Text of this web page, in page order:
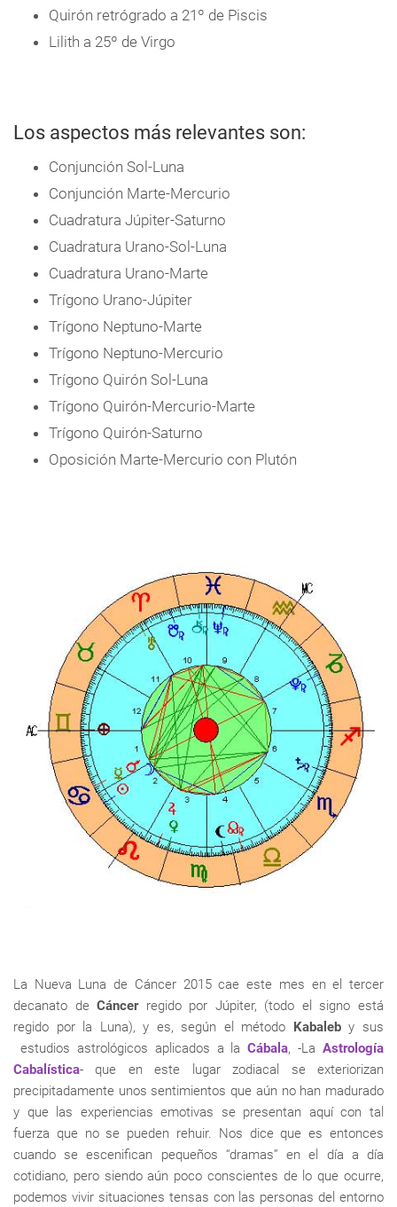
Quirón retrógrado a 21º de Piscis
Lilith a 25º de Virgo
Los aspectos más relevantes son:
Conjunción Sol-Luna
Conjunción Marte-Mercurio
Cuadratura Júpiter-Saturno
Cuadratura Urano-Sol-Luna
Cuadratura Urano-Marte
Trígono Urano-Júpiter
Trígono Neptuno-Marte
Trígono Neptuno-Mercurio
Trígono Quirón Sol-Luna
Trígono Quirón-Mercurio-Marte
Trígono Quirón-Saturno
Oposición Marte-Mercurio con Plutón
La Nueva Luna de Cáncer 2015 cae este mes en el tercer
decanato deCáncerregido por Júpiter, (todo el signo está
regido por la Luna), y es, según el método Kabaleby sus
estudios astrológicos aplicados a laCábala, -La Astrología
Cabalística- que en este lugar zodiacal se exteriorizan
precipitadamente unos sentimientos que aún no han madurado
y que las experiencias emotivas se presentan aquí con tal
fuerza que no se pueden rehuir. Nos dice que es entonces
cuando se escenifican pequeños “dramas” en el día a día
cotidiano, pero siendo aún poco conscientes de lo que ocurre,
podemos vivir situaciones tensas con las personas del entorno